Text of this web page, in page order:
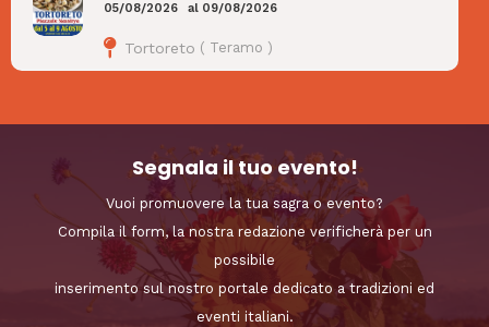
05/08/2026 al 09/08/2026
Tortoreto ( Teramo )
Segnala il tuo evento!
Vuoi promuovere la tua sagra o evento?
Compila il form, la nostra redazione verificherà per un
possibile
inserimento sul nostro portale dedicato a tradizioni ed
eventi italiani.